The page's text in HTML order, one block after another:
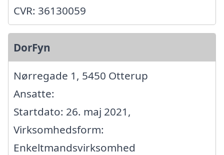
CVR: 36130059
DorFyn
Nørregade 1, 5450 Otterup
Ansatte:
Startdato: 26. maj 2021,
Virksomhedsform:
Enkeltmandsvirksomhed